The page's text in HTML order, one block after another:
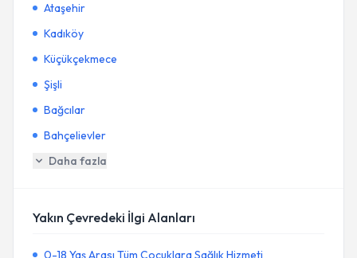
Ataşehir
Kadıköy
Küçükçekmece
Şişli
Bağcılar
Bahçelievler
Daha fazla
Yakın Çevredeki İlgi Alanları
0-18 Yaş Arası Tüm Çocuklara Sağlık Hizmeti